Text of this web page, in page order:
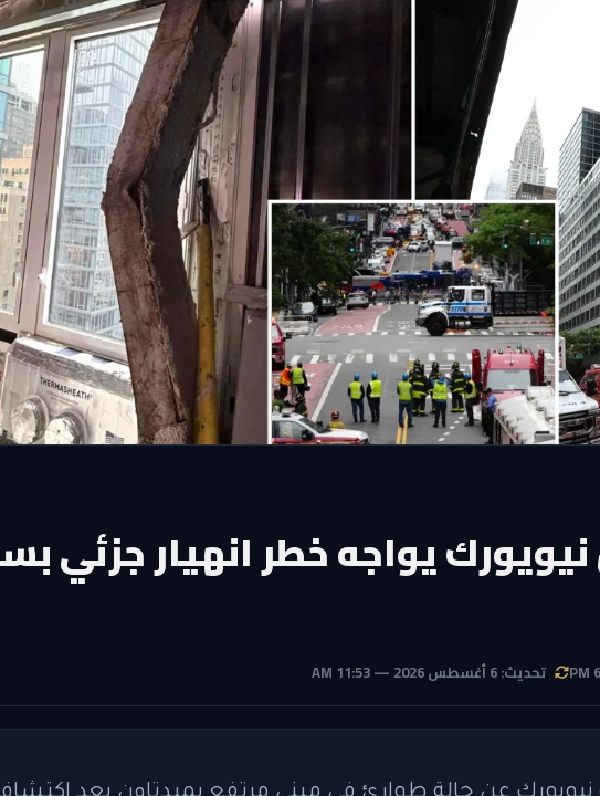
يواجه خطر انهيار جزئي
تحديث: 6 أغسطس 2026 — 11:53 AM